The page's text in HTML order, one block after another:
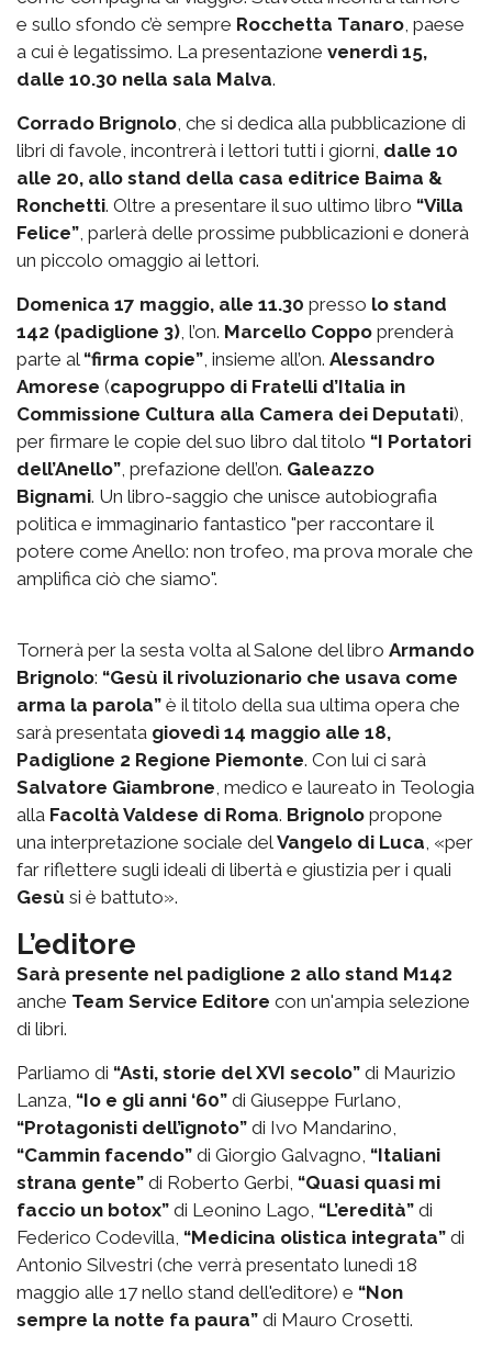
e sullo sfondo c’è sempre Rocchetta Tanaro , paese
a cui è legatissimo. La presentazione venerdì 15,
dalle 10.30 nella sala Malva.
Corrado Brignolo , che si dedica alla pubblicazione di
libri di favole, incontrerà i lettori tutti i giorni, dalle 10
alle 20, allo stand della casa editrice Baima &
Ronchetti. Oltre a presentare il suo ultimo libro “Villa
Felice” , parlerà delle prossime pubblicazioni e donerà
un piccolo omaggio ai lettori.
Domenica 17 maggio, alle 11.30 presso lo stand
142 (padiglione 3) , l’on. Marcello Coppo prenderà
parte al “firma copie” , insieme all’on. Alessandro
Amorese (capogruppo di Fratelli d’Italia in
Commissione Cultura alla Camera dei Deputati),
per firmare le copie del suo libro dal titolo “I Portatori
dell’Anello” , prefazione dell’on. Galeazzo
Bignami. Un libro-saggio che unisce autobiografia
politica e immaginario fantastico "per raccontare il
potere come Anello: non trofeo, ma prova morale che
amplifica ciò che siamo".
Tornerà per la sesta volta al Salone del libro Armando
Brignolo: “Gesù il rivoluzionario che usava come
arma la parola” è il titolo della sua ultima opera che
sarà presentata giovedì 14 maggio alle 18,
Padiglione 2 Regione Piemonte. Con lui ci sarà
Salvatore Giambrone , medico e laureato in Teologia
alla Facoltà Valdese di Roma. Brignolo propone
una interpretazione sociale del Vangelo di Luca , «per
far riflettere sugli ideali di libertà e giustizia per i quali
Gesù si è battuto».
L’editore
Sarà presente nel padiglione 2 allo stand M142
anche Team Service Editore con un'ampia selezione
di libri.
Parliamo di “Asti, storie del XVI secolo” di Maurizio
Lanza, “Io e gli anni ‘60” di Giuseppe Furlano,
“Protagonisti dell’ignoto” di Ivo Mandarino,
“Cammin facendo” di Giorgio Galvagno, “Italiani
strana gente” di Roberto Gerbi, “Quasi quasi mi
faccio un botox” di Leonino Lago, “L’eredità” di
Federico Codevilla, “Medicina olistica integrata” di
Antonio Silvestri (che verrà presentato lunedì 18
maggio alle 17 nello stand dell'editore) e “Non
sempre la notte fa paura” di Mauro Crosetti.